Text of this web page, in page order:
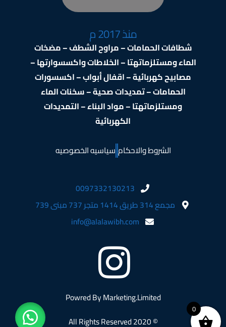
منذ 2017 م
شطافات الحمامات – مراوح الشطف – مضخات
الماء ومستلزماتهتا – الخلاطات واكسسوارتها –
مصابيح كهربائية – اقفال أبواب – اكسسورات
الحمامات – تمديدات صحية – سخنات الماء
ومستلزماتهتا – مواد البناء – التمديدات
الكهربائية
الشروط والاحكام سياسيه الخصوصيه
0097332130213
مجمع 314 طريق 1414 متجر 737 مبنى 739
info@alalawibh.com
Powred ByMarketing.Limited
© 2020 All Rights Reserved
0